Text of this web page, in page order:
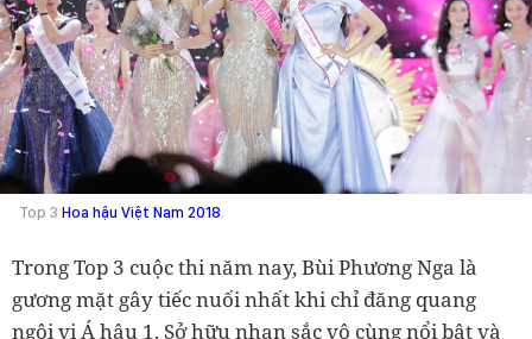
Top 3 Hoa hậu Việt Nam 2018
Trong Top 3 cuộc thi năm nay, Bùi Phương Nga là
gương mặt gây tiếc nuối nhất khi chỉ đăng quang
ngôi vị Á hậu 1. Sở hữu nhan sắc vô cùng nổi bật và